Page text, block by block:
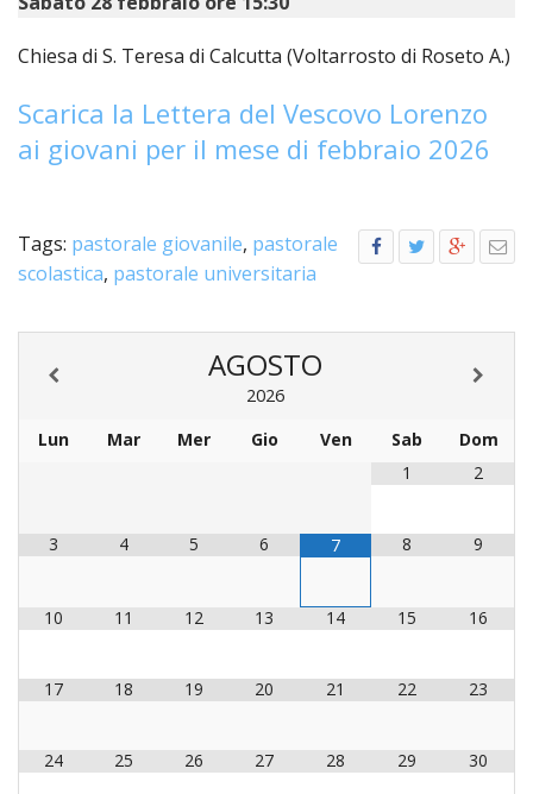
DEI
Chiesa di S. Teresa di Calcutta (Voltarrosto di Roseto A.)
Scarica la Lettera del Vescovo Lorenzo
ai giovani per il mese di febbraio 2026
Tags: pastorale giovanile, pastorale
scolastica, pastorale universitaria
AGOSTO
2026
Lun
Mar Mer Gio Ven Sab
Dom
1
2
3 4 5 6 7 8 9
10 11 12 13 14 15 16
17 18 19 20 21 22 23
24 25 26 27 28 29 30